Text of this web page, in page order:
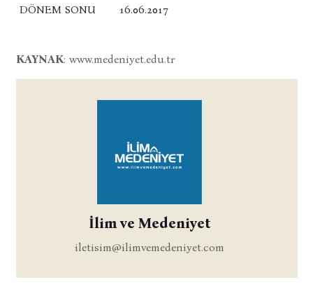
DÖNEM SONU
16.06.2017
KAYNAK: www.medeniyet.edu.tr
İlim ve Medeniyet
iletisim@ilimvemedeniyet.com